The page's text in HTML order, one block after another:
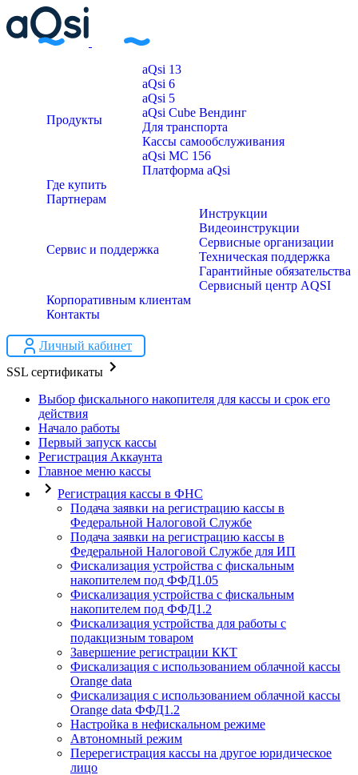
Продукты
aQsi 13
aQsi 6
aQsi 5
aQsi Cube Вендинг
Для транспорта
Кассы самообслуживания
aQsi МС 156
Платформа aQsi
Где купить
Партнерам
Сервис и поддержка
Инструкции
Видеоинструкции
Сервисные организации
Техническая поддержка
Гарантийные обязательства
Сервисный центр AQSI
Корпоративным клиентам
Контакты
Личный кабинет
SSL сертификаты
Выбор фискального накопителя для кассы и срок его
действия
Начало работы
Первый запуск кассы
Регистрация Аккаунта
Главное меню кассы
Регистрация кассы в ФНС
Подача заявки на регистрацию кассы в
Федеральной Налоговой Службе
Подача заявки на регистрацию кассы в
Федеральной Налоговой Службе для ИП
Фискализация устройства с фискальным
накопителем под ФФД1.05
Фискализация устройства с фискальным
накопителем под ФФД1.2
Фискализация устройства для работы с
подакцизным товаром
Завершение регистрации ККТ
Фискализация с использованием облачной кассы
Orange data
Фискализация с использованием облачной кассы
Orange data ФФД1.2
Настройка в нефискальном режиме
Автономный режим
Перерегистрация кассы на другое юридическое
лицо